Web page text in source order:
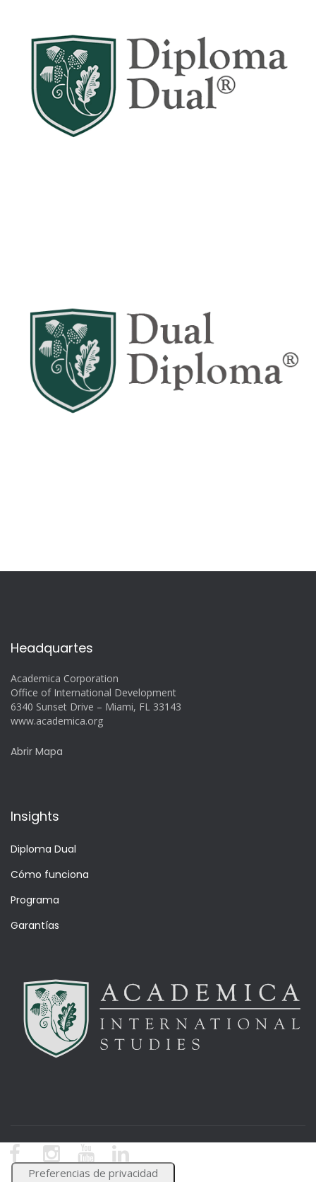
Headquartes
Academica Corporation
Office of International Development
6340 Sunset Drive – Miami, FL 33143
www.academica.org
Abrir Mapa
Insights
Diploma Dual
Cómo funciona
Programa
Garantías
© Academica Blog